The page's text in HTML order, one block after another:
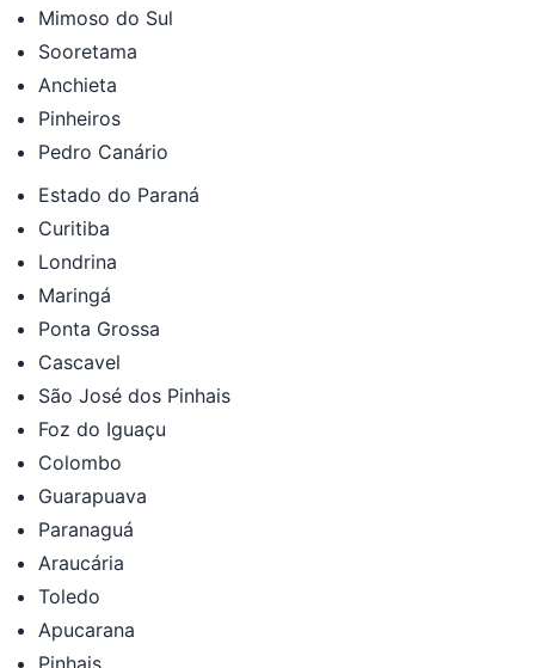
Mimoso do Sul
Sooretama
Anchieta
Pinheiros
Pedro Canário
Estado do Paraná
Curitiba
Londrina
Maringá
Ponta Grossa
Cascavel
São José dos Pinhais
Foz do Iguaçu
Colombo
Guarapuava
Paranaguá
Araucária
Toledo
Apucarana
Pinhais